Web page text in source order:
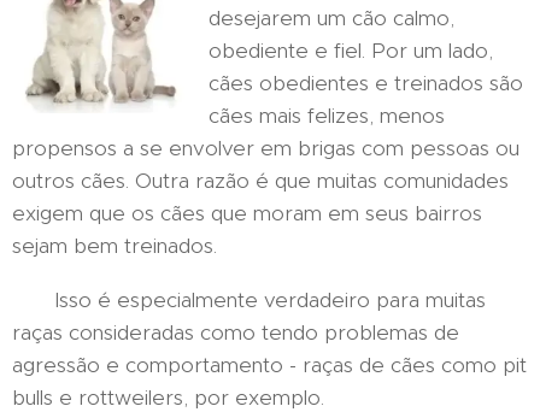
desejarem um cão calmo,
obediente e fiel. Por um lado,
cães obedientes e treinados são
cães mais felizes, menos
propensos a se envolver em brigas com pessoas ou
outros cães. Outra razão é que muitas comunidades
exigem que os cães que moram em seus bairros
sejam bem treinados.
Isso é especialmente verdadeiro para muitas
raças consideradas como tendo problemas de
agressão e comportamento - raças de cães como pit
bulls e rottweilers, por exemplo.